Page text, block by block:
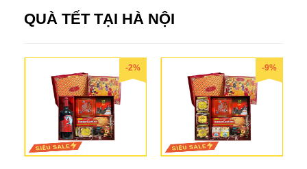
QUÀ TẾT TẠI HÀ NỘI
-2% -9%